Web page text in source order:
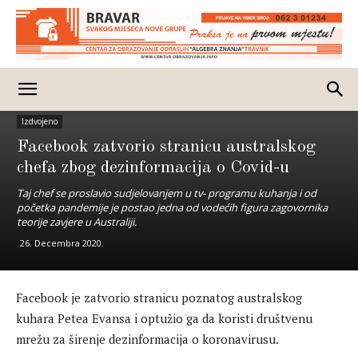
Izdvojeno
Facebook zatvorio stranicu australskog
chefa zbog dezinformacija o Covid-u
Taj chef se proslavio sudjelovanjem u tv- programu kuhanja i od
početka pandemije je postao jedna od vodećih figura zagovornika
teorije zavjere u Australiji.
26. Decembra 2020.
Facebook je zatvorio stranicu poznatog australskog
kuhara Petea Evansa i optužio ga da koristi društvenu
mrežu za širenje dezinformacija o koronavirusu.